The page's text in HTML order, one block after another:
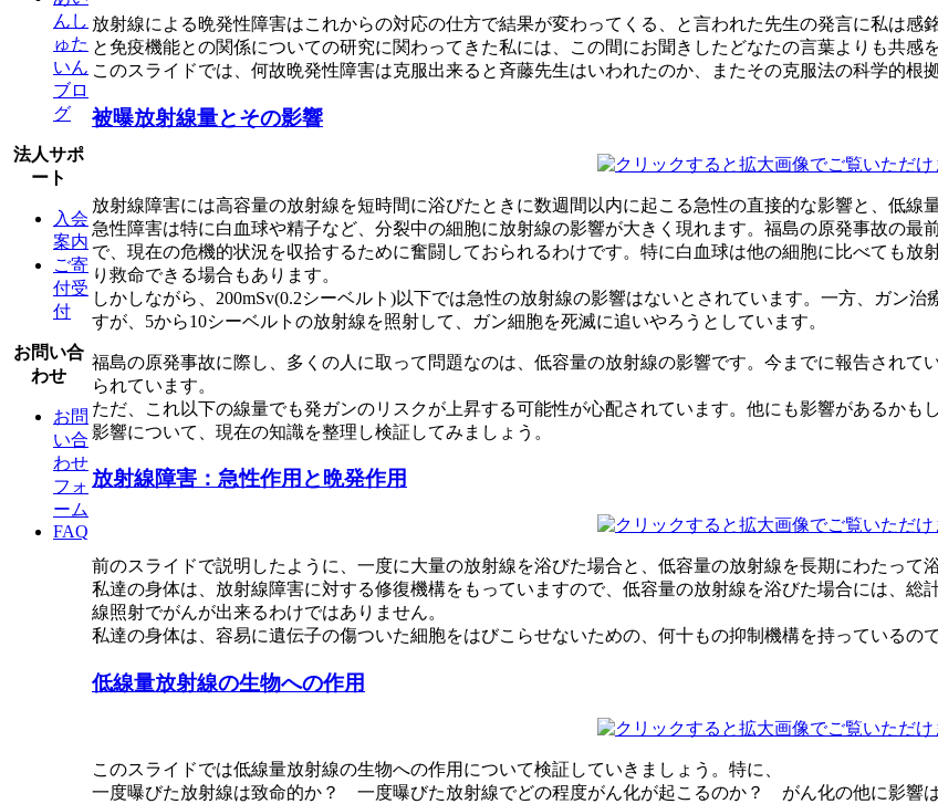
んし
ゅた
いん
ブロ
グ
法人サポ
ート
入会
案内
ご寄
付受
付
お問い合
わせ
お問
い合
わせ
フォ
ーム
FAQ
放射線による晩発性障害はこれからの対応の仕方で結果が変わってくる、と言われた先生の発言に私は
と免疫機能との関係についての研究に関わってきた私には、この間にお聞きしたどなたの言葉よりも共感
このスライドでは、何故晩発性障害は克服出来ると斉藤先生はいわれたのか、またその克服法の科学的根
被曝放射線量とその影響
放射線障害には高容量の放射線を短時間に浴びたときに数週間以内に起こる急性の直接的な影響と、低線
急性障害は特に白血球や精子など、分裂中の細胞に放射線の影響が大きく現れます。福島の原発事故の
で、現在の危機的状況を収拾するために奮闘しておられるわけです。特に白血球は他の細胞に比べても
り救命できる場合もあります。
しかしながら、200mSv(0.2シーベルト)以下では急性の放射線の影響はないとされています。一方、ガン
すが、5から10シーベルトの放射線を照射して、ガン細胞を死滅に追いやろうとしています。
福島の原発事故に際し、多くの人に取って問題なのは、低容量の放射線の影響です。今までに報告されて
られています。
ただ、これ以下の線量でも発ガンのリスクが上昇する可能性が心配されています。他にも影響があるか
影響について、現在の知識を整理し検証してみましょう。
放射線障害：急性作用と晩発作用
前のスライドで説明したように、一度に大量の放射線を浴びた場合と、低容量の放射線を長期にわたって
私達の身体は、放射線障害に対する修復機構をもっていますので、低容量の放射線を浴びた場合には、
線照射でがんが出来るわけではありません。
私達の身体は、容易に遺伝子の傷ついた細胞をはびこらせないための、何十もの抑制機構を持っているので
低線量放射線の生物への作用
このスライドでは低線量放射線の生物への作用について検証していきましょう。特に、
一度曝びた放射線は致命的か？ 一度曝びた放射線でどの程度がん化が起こるのか？ がん化の他に影響